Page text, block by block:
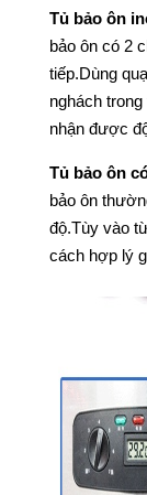
Tủ bảo ôn
bảo ôn có 2
tiếp.Dùng
nghách
nhận được
Tủ bảo ôn
bảo ôn
độ.Tùy vào
cách hợp lý